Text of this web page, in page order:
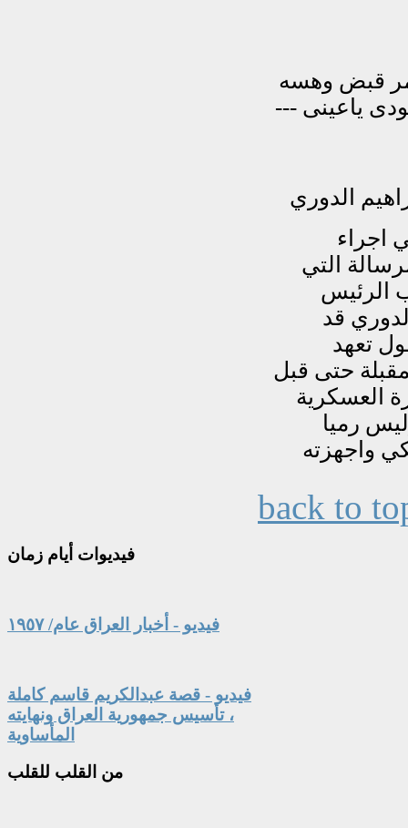
back to
فيديوات أيام زمان
فيديو - أخبار العراق عام/ ١٩٥٧
فيديو - قصة عبدالكريم قاسم كاملة
، تأسيس جمهورية العراق ونهايته
المأساوية
من القلب للقلب